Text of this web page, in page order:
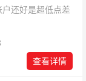
还好是超低点差
查看详情